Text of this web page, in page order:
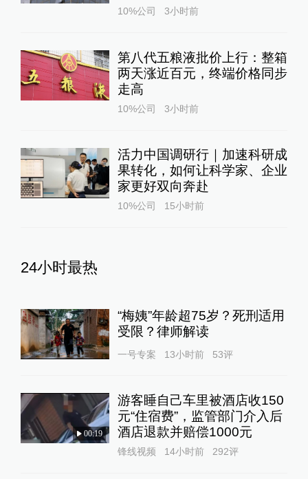
10%公司 3小时前
第八代五粮液批价上行：整箱
两天涨近百元，终端价格同步
走高
10%公司 3小时前
活力中国调研行｜加速科研成
果转化，如何让科学家、企业
家更好双向奔赴
10%公司 15小时前
24小时最热
“梅姨”年龄超75岁？死刑适用
受限？律师解读
一号专案 13小时前 53评
00:19
游客睡自己车里被酒店收150
元“住宿费”，监管部门介入后
酒店退款并赔偿1000元
锋线视频 14小时前 292评